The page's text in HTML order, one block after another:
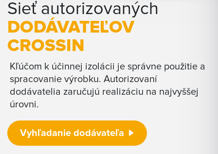
Sieť autorizovaných
DODÁVATEĽOV
CROSSIN
Kľúčom k účinnej izolácii je správne použitie a
spracovanie výrobku. Autorizovaní
dodávatelia zaručujú realizáciu na najvyššej
úrovni.
Vyhľadanie dodávateľa